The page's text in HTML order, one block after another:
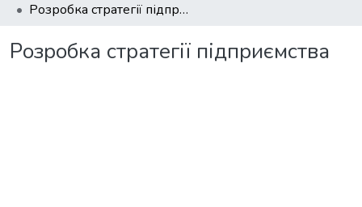
Розробка стратегії підприємства
Розробка стратегії підприємства